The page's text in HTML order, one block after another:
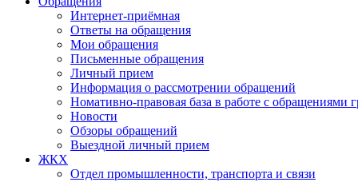
Интернет-приёмная
Ответы на обращения
Мои обращения
Письменные обращения
Личный прием
Информация о рассмотрении обращений
Номативно-правовая база в работе с обращениями
Новости
Обзоры обращений
Выездной личный прием
ЖКХ
Отдел промышленности, транспорта и связи